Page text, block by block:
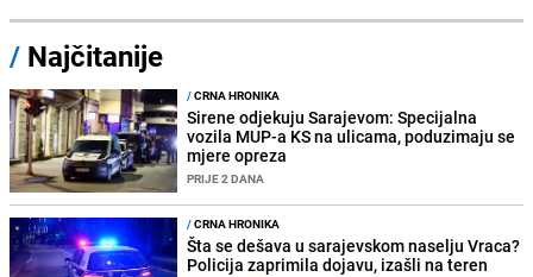
/ Najčitanije
/CRNA HRONIKA
Sirene odjekuju Sarajevom: Specijalna
vozila MUP-a KS na ulicama, poduzimaju se
mjere opreza
PRIJE 2 DANA
/CRNA HRONIKA
Šta se dešava u sarajevskom naselju Vraca?
Policija zaprimila dojavu, izašli na teren